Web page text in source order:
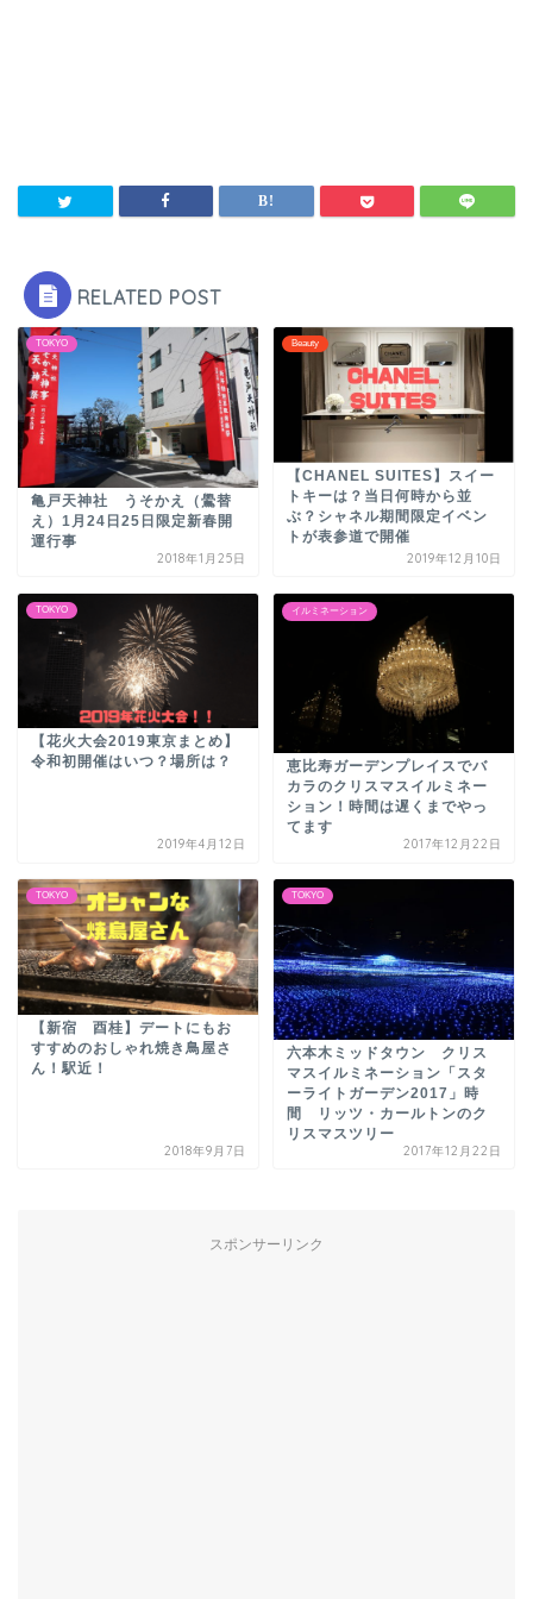
RELATED POST
TOKYO
亀戸天神社 うそかえ（鷽替
え）1月24日25日限定新春開
運行事
2018年1月25日
Beauty
【CHANEL SUITES】スイー
トキーは？当日何時から並
ぶ？シャネル期間限定イベン
トが表参道で開催
2019年12月10日
TOKYO
【花火大会2019東京まとめ】
令和初開催はいつ？場所は？
2019年4月12日
イルミネーション
恵比寿ガーデンプレイスでバ
カラのクリスマスイルミネー
ション！時間は遅くまでやっ
てます
2017年12月22日
TOKYO
【新宿 酉桂】デートにもお
すすめのおしゃれ焼き鳥屋さ
ん！駅近！
2018年9月7日
TOKYO
六本木ミッドタウン クリス
マスイルミネーション「スタ
ーライトガーデン2017」時
間 リッツ・カールトンのク
リスマスツリー
2017年12月22日
スポンサーリンク